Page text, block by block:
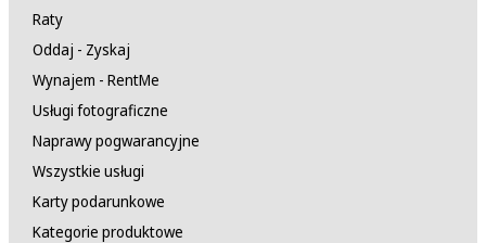
Raty
Oddaj - Zyskaj
Wynajem - RentMe
Usługi fotograficzne
Naprawy pogwarancyjne
Wszystkie usługi
Karty podarunkowe
Kategorie produktowe